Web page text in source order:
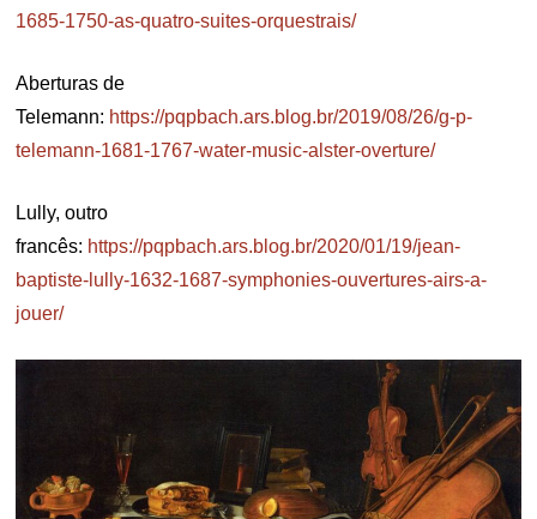
1685-1750-as-quatro-suites-orquestrais/
Aberturas de
Telemann: https://pqpbach.ars.blog.br/2019/08/26/g-p-
telemann-1681-1767-water-music-alster-overture/
Lully, outro
francês: https://pqpbach.ars.blog.br/2020/01/19/jean-
baptiste-lully-1632-1687-symphonies-ouvertures-airs-a-
jouer/